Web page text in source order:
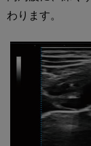
わります。